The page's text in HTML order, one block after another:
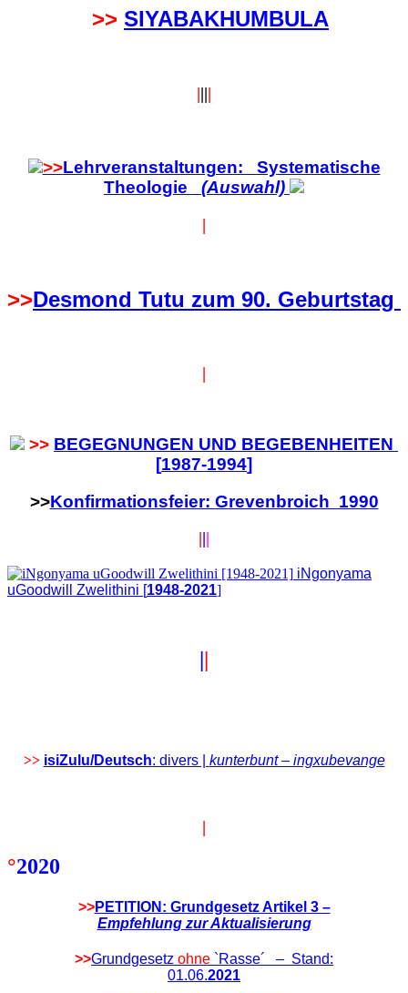
>> SIYABAKHUMBULA
||||
>>Lehrveranstaltungen: Systematische
Theologie (Auswahl)
|
>>Desmond Tutu zum 90. Geburtstag
|
>> BEGEGNUNGEN UND BEGEBENHEITEN
[1987-1994]
>>Konfirmationsfeier: Grevenbroich 1990
|||
iNgonyama
uGoodwill Zwelithini [1948-2021]
||
>> isiZulu/Deutsch: divers | kunterbunt – ingxubevange
|
°2020
>>PETITION: Grundgesetz Artikel 3 –
Empfehlung zur Aktualisierung
>>Grundgesetz ohne `Rasse´ – Stand:
01.06.2021